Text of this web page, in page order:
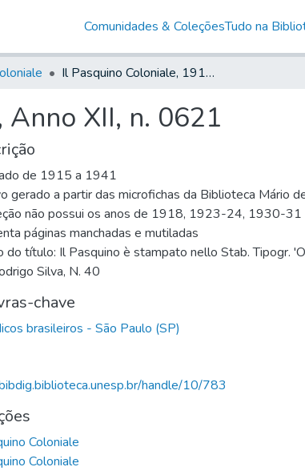
Comunidades & ColeçõesTudo na
Il Pasquino Coloniale, 1919, Anno XII, n. 0621
XII, n. 0621
de 1915 a 1941
gerado a partir das microfichas da Biblioteca Mário
não possui os anos de 1918, 1923-24, 1930-
páginas manchadas e mutiladas
do título: Il Pasquino è stampato nello Stab. Tipogr.
Silva, N. 40
chave
brasileiros - São Paulo (SP)
handle/10/783
Coloniale
Coloniale